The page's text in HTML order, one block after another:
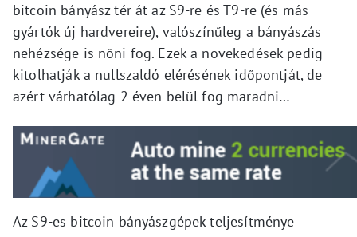
bitcoin bányász tér át az S9-re és T9-re (és más
gyártók új hardvereire), valószínűleg a bányászás
nehézsége is nőni fog. Ezek a növekedések pedig
kitolhatják a nullszaldó elérésének időpontját, de
azért várhatólag 2 éven belül fog maradni…
Az S9-es bitcoin bányászgépek teljesítménye